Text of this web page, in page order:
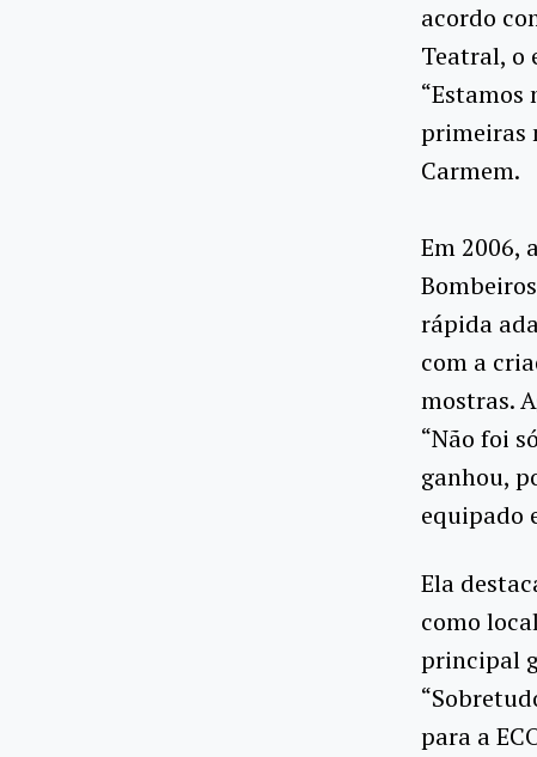
acordo
Teatral, o
primeiras
Carmem.
Em 2006,
rápida
com a
mostras.
“Não foi
ganhou,
equipado
Ela
como
principal
para a